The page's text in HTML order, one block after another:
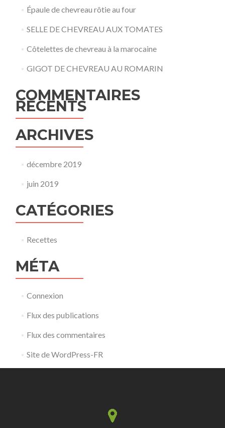
Épaule de chevreau rôtie au four
SELLE DE CHEVREAU AUX TOMATES
Côtelettes de chevreau à la marocaine
GIGOT DE CHEVREAU AU ROMARIN
COMMENTAIRES
RÉCENTS
ARCHIVES
décembre 2019
juin 2019
CATÉGORIES
Recettes
MÉTA
Connexion
Flux des publications
Flux des commentaires
Site de WordPress-FR